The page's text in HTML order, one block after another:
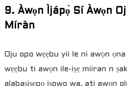
9. Àwọn Ìjápọ̀ Sí Àwọn
Míràn
Oju opo wẹẹbu yii le ni awọn
wẹẹbu ti awọn ile-iṣẹ miiran n
alabaṣiṣẹpọ iṣowo wa, ati awọn